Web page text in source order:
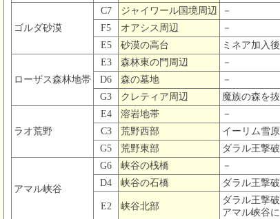
ゴルダ砂漠
C7 ジャイワール国境周辺
－
F5
オアシス周辺
－
E5
砂漠の高台 ミネア加入
ローザス森林地帯
E3 森林東の門周辺
－
D6
森の墓地
－
G3
クレティア周辺 魔族の森を
ラオ荒野
E4 溶岩地帯
－
C3
荒野西部
イーリム雪
G5
荒野東部 ダラル王撃
アマル峡谷
G6 峡谷の桟橋
－
D4
峡谷の石橋 ダラル王撃
E2 峡谷北部
ダラル王撃
アマル峡谷